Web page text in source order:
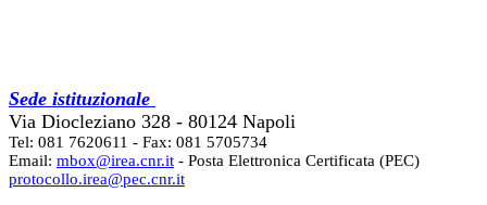
Sede istituzionale
Via Diocleziano 328 - 80124 Napoli
Tel: 081 7620611 - Fax: 081 5705734
Email: mbox@irea.cnr.it - Posta Elettronica Certificata (PEC)
protocollo.irea@pec.cnr.it